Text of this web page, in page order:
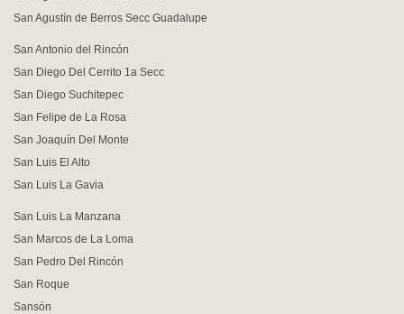
San Agustín de Berros Secc Guadalupe
San Antonio del Rincón
San Diego Del Cerrito 1a Secc
San Diego Suchitepec
San Felipe de La Rosa
San Joaquín Del Monte
San Luis El Alto
San Luis La Gavia
San Luis La Manzana
San Marcos de La Loma
San Pedro Del Rincón
San Roque
Sansón